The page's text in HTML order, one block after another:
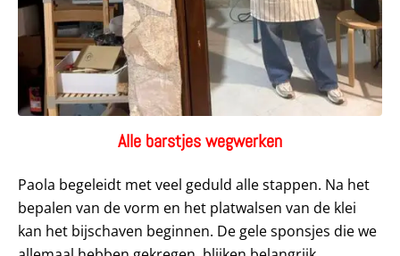
Alle barstjes wegwerken
Paola begeleidt met veel geduld alle stappen. Na het
bepalen van de vorm en het platwalsen van de klei
kan het bijschaven beginnen. De gele sponsjes die we